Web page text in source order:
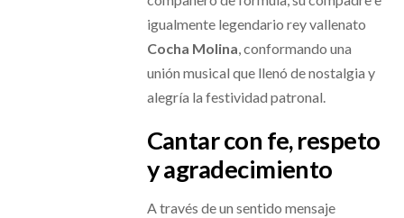
igualmente legendario rey vallenato
Cocha Molina , conformando una
unión musical que llenó de nostalgia y
alegría la festividad patronal.
Cantar con fe, respeto
y agradecimiento
A través de un sentido mensaje